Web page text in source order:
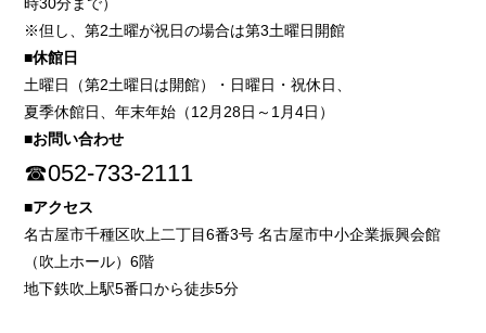
時30分まで）
※但し、第2土曜が祝日の場合は第3土曜日開館
■休館日
土曜日（第2土曜日は開館）・日曜日・祝休日、
夏季休館日、年末年始（12月28日～1月4日）
■お問い合わせ
☎052-733-2111
■アクセス
名古屋市千種区吹上二丁目6番3号 名古屋市中小企業振興会館
（吹上ホール）6階
地下鉄吹上駅5番口から徒歩5分